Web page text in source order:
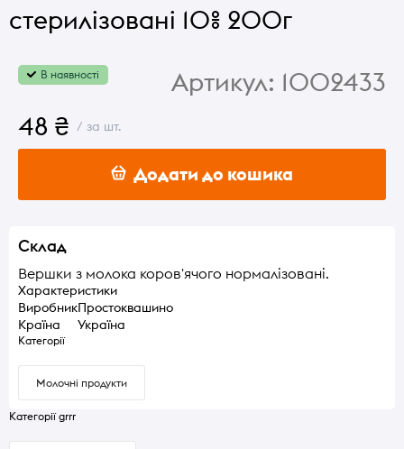
стерилізовані 10% 200г
В наявності Артикул: 1002433
48 ₴ / за шт.
Додати до кошика
Склад
Вершки з молока коров'ячого нормалізовані.
Характеристики
ВиробникПростоквашино
Країна
Україна
Категорії
Молочні продукти
Категорії grrr